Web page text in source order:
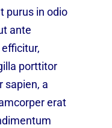
purus in odio
ante
porttitor
sapien, a
erat